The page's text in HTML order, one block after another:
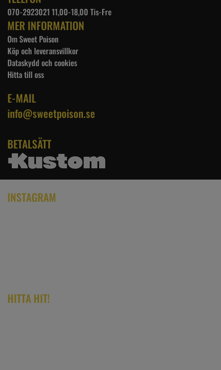
070-2923021 11,00-18,00 Tis-Fre
MER INFORMATION
Om Sweet Poison
Köp och leveransvillkor
Dataskydd och cookies
Hitta till oss
E-MAIL
info@sweetpoison.se
BETALSÄTT
INSTAGRAM
HITTA HIT!